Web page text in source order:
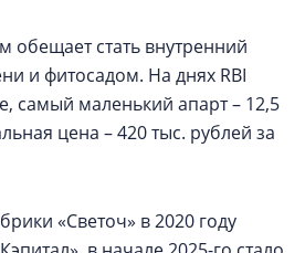
обещает стать внутренний
и фитосадом. На днях RBI
самый маленький апарт – 12,5
цена – 420 тыс. рублей за
«Светоч» в 2020 году